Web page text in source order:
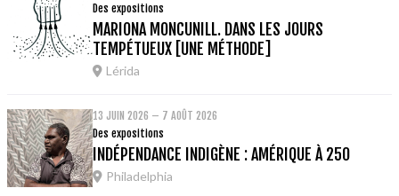
Des expositions
MARIONA MONCUNILL. DANS LES JOURS
TEMPÉTUEUX [UNE MÉTHODE]
Lérida
13 JUIN 2026 – 7 AOÛT 2026
Des expositions
INDÉPENDANCE INDIGÈNE : AMÉRIQUE À 250
Philadelphia